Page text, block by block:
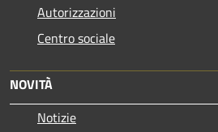
Autorizzazioni
Centro sociale
NOVITÀ
Notizie